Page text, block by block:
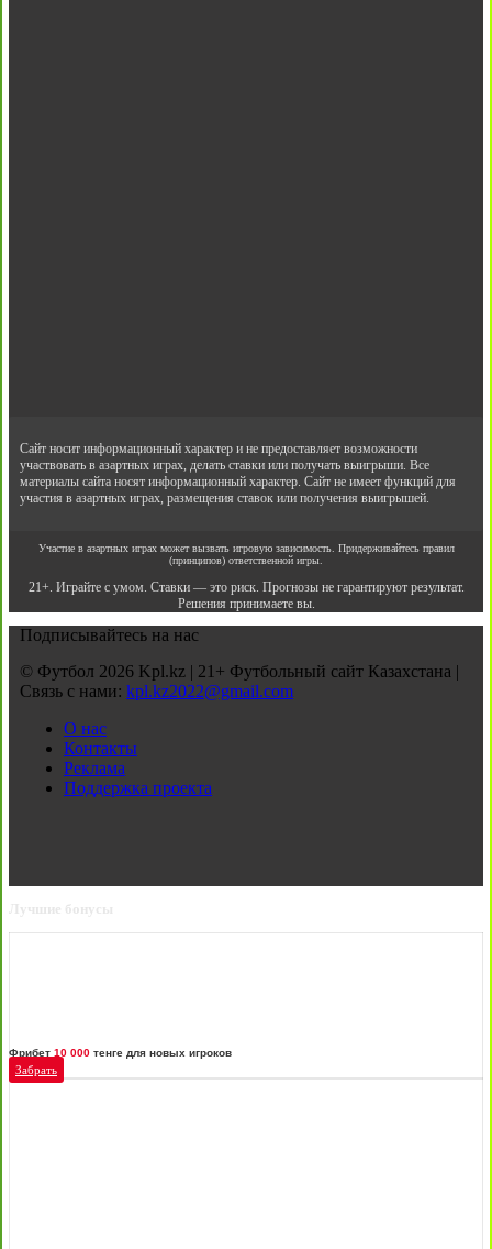
Сайт носит информационный характер и не предоставляет возможности
участвовать в азартных играх, делать ставки или получать выигрыши. Все
материалы сайта носят информационный характер. Сайт не имеет функций для
участия в азартных играх, размещения ставок или получения выигрышей.
Участие в азартных играх может вызвать игровую зависимость. Придерживайтесь правил
(принципов) ответственной игры.
21+. Играйте с умом. Ставки — это риск. Прогнозы не гарантируют результат.
Решения принимаете вы.
Подписывайтесь на нас
© Футбол 2026 Kpl.kz | 21+ Футбольный сайт Казахстана |
Связь с нами: kpl.kz2022@gmail.com
О нас
Контакты
Реклама
Поддержка проекта
Лучшие бонусы
Фрибет 10 000 тенге для новых игроков
Забрать